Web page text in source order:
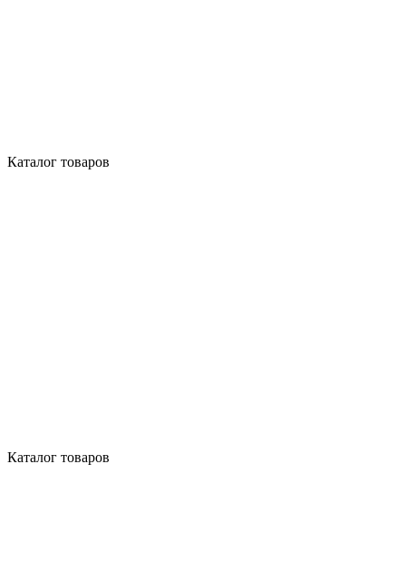
Каталог товаров
Каталог товаров